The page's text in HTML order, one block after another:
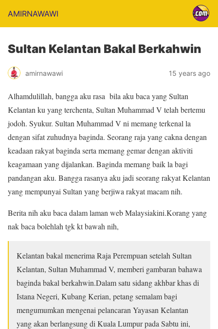
AMIRNAWAWI
Sultan Kelantan Bakal Berkahwin
amirnawawi 15 years ago
Alhamdulillah, bangga aku rasa bila aku baca yang Sultan
Kelantan ku yang terchenta, Sultan Muhammad V telah bertemu
jodoh. Syukur. Sultan Muhammad V ni memang terkenal la
dengan sifat zuhudnya baginda. Seorang raja yang cakna dengan
keadaan rakyat baginda serta memang gemar dengan aktiviti
keagamaan yang dijalankan. Baginda memang baik la bagi
pandangan aku. Bangga rasanya aku jadi seorang rakyat Kelantan
yang mempunyai Sultan yang berjiwa rakyat macam nih.
Berita nih aku baca dalam laman web Malaysiakini.Korang yang
nak baca bolehlah tgk kt bawah nih,
Kelantan bakal menerima Raja Perempuan setelah Sultan
Kelantan, Sultan Muhammad V, memberi gambaran bahawa
baginda bakal berkahwin.Dalam satu sidang akhbar khas di
Istana Negeri, Kubang Kerian, petang semalam bagi
mengumumkan mengenai pelancaran Yayasan Kelantan
yang akan berlangsung di Kuala Lumpur pada Sabtu ini,